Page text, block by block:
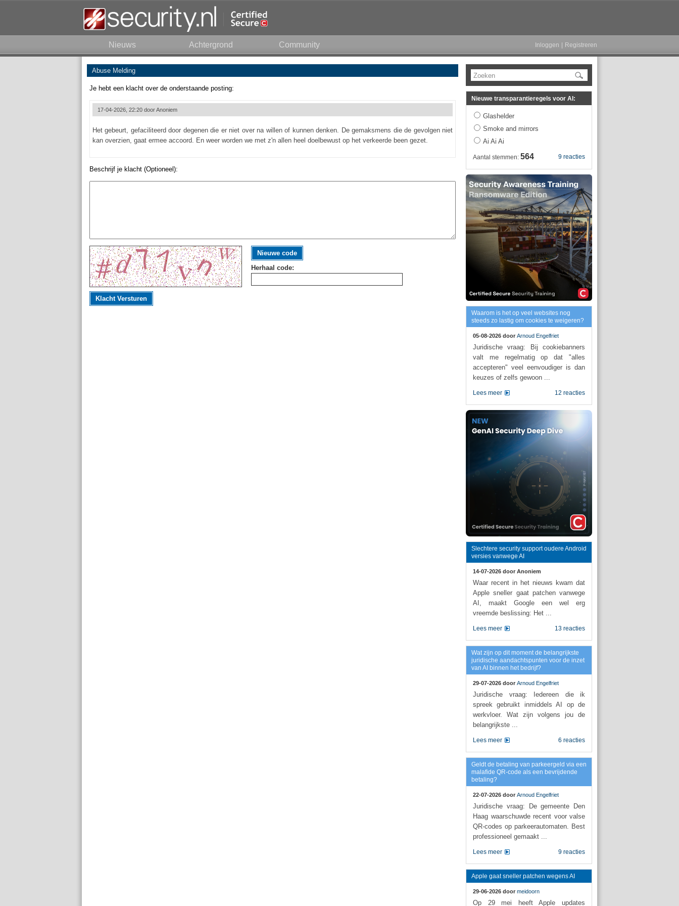
Nieuws Achtergrond Community Inloggen Registreren
Abuse Melding
Je hebt een klacht over de onderstaande posting:
17-04-2026, 22:20 doorAnoniem
Het gebeurt, gefaciliteerd door degenen die er niet over na willen of kunnen denken. De gemaksmens die de gevolgen niet
kan overzien, gaat ermee accoord. En weer worden we met z'n allen heel doelbewust op het verkeerde been gezet.
Beschrijf je klacht (Optioneel):
Nieuwe code
Herhaal code:
Klacht Versturen
Zoeken
Nieuwe transparantieregels voor AI:
Glashelder
Smoke and mirrors
Ai Ai Ai
9 reacties
Aantal stemmen: 564
Waarom is het op veel websites nog
steeds zo lastig om cookies te weigeren?
05-08-2026 door Arnoud Engelfriet
Juridische vraag: Bij cookiebanners
valt me regelmatig op dat "alles
accepteren" veel eenvoudiger is dan
keuzes of zelfs gewoon ...
12 reacties
Lees meer
Slechtere security support oudere Android
versies vanwege AI
14-07-2026 door Anoniem
Waar recent in het nieuws kwam dat
Apple sneller gaat patchen vanwege
AI, maakt Google een wel erg
vreemde beslissing: Het ...
13 reacties
Lees meer
Wat zijn op dit moment de belangrijkste
juridische aandachtspunten voor de inzet
van AI binnen het bedrijf?
29-07-2026 door Arnoud Engelfriet
Juridische vraag: Iedereen die ik
spreek gebruikt inmiddels AI op de
werkvloer. Wat zijn volgens jou de
belangrijkste ...
6 reacties
Lees meer
Geldt de betaling van parkeergeld via een
malafide QR-code als een bevrijdende
betaling?
22-07-2026 door Arnoud Engelfriet
Juridische vraag: De gemeente Den
Haag waarschuwde recent voor valse
QR-codes op parkeerautomaten. Best
professioneel gemaakt ...
9 reacties
Lees meer
Apple gaat sneller patchen wegens AI
29-06-2026 door meidoorn
Op 29 mei heeft Apple updates